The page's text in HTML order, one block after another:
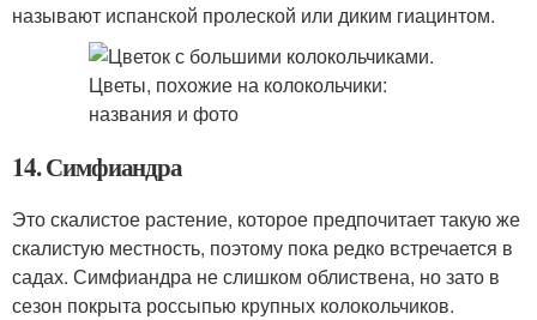
называют испанской пролеской или диким гиацинтом.
14. Симфиандра
Это скалистое растение, которое предпочитает такую же
скалистую местность, поэтому пока редко встречается в
садах. Симфиандра не слишком облиствена, но зато в
сезон покрыта россыпью крупных колокольчиков.